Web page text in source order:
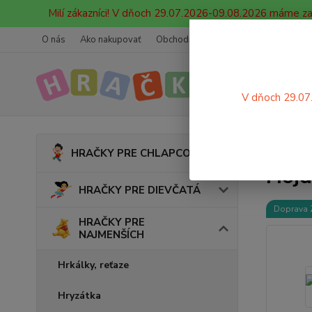
Milí zákazníci! V dňoch 29.07.2026-09.08.2026 máme
O nás Ako nakupovať Obchodné podmienky
HRAČKY PRE CHLAPCOV
HRAČKY PRE DIEVČATÁ
HRAČKY PRE
NAJMENŠÍCH
Hrkálky, reťaze
Hryzátka
Doprava
V dňoch